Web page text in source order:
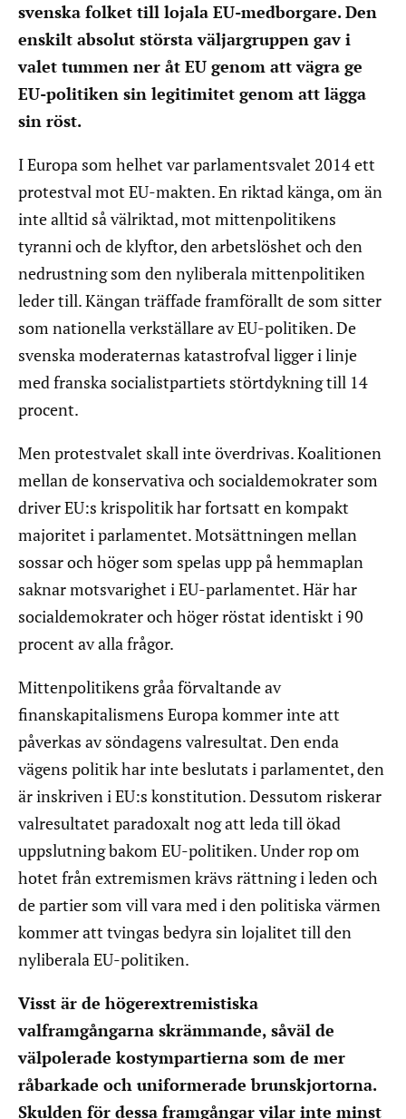
svenska folket till lojala EU-medborgare. Den
enskilt absolut största väljargruppen gav i
valet tummen ner åt EU genom att vägra ge
EU-politiken sin legitimitet genom att lägga
sin röst.
I Europa som helhet var parlamentsvalet 2014 ett
protestval mot EU-makten. En riktad känga, om än
inte alltid så välriktad, mot mittenpolitikens
tyranni och de klyftor, den arbetslöshet och den
nedrustning som den nyliberala mittenpolitiken
leder till. Kängan träffade framförallt de som sitter
som nationella verkställare av EU-politiken. De
svenska moderaternas katastrofval ligger i linje
med franska socialistpartiets störtdykning till 14
procent.
Men protestvalet skall inte överdrivas. Koalitionen
mellan de konservativa och socialdemokrater som
driver EU:s krispolitik har fortsatt en kompakt
majoritet i parlamentet. Motsättningen mellan
sossar och höger som spelas upp på hemmaplan
saknar motsvarighet i EU-parlamentet. Här har
socialdemokrater och höger röstat identiskt i 90
procent av alla frågor.
Mittenpolitikens gråa förvaltande av
finanskapitalismens Europa kommer inte att
påverkas av söndagens valresultat. Den enda
vägens politik har inte beslutats i parlamentet, den
är inskriven i EU:s konstitution. Dessutom riskerar
valresultatet paradoxalt nog att leda till ökad
uppslutning bakom EU-politiken. Under rop om
hotet från extremismen krävs rättning i leden och
de partier som vill vara med i den politiska värmen
kommer att tvingas bedyra sin lojalitet till den
nyliberala EU-politiken.
Visst är de högerextremistiska
valframgångarna skrämmande, såväl de
välpolerade kostympartierna som de mer
råbarkade och uniformerade brunskjortorna.
Skulden för dessa framgångar vilar inte minst